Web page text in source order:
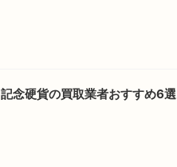
念硬貨の買取業者おすすめ6選